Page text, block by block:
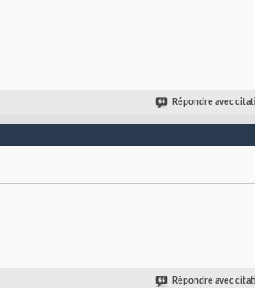
Répondre avec
Répondre avec